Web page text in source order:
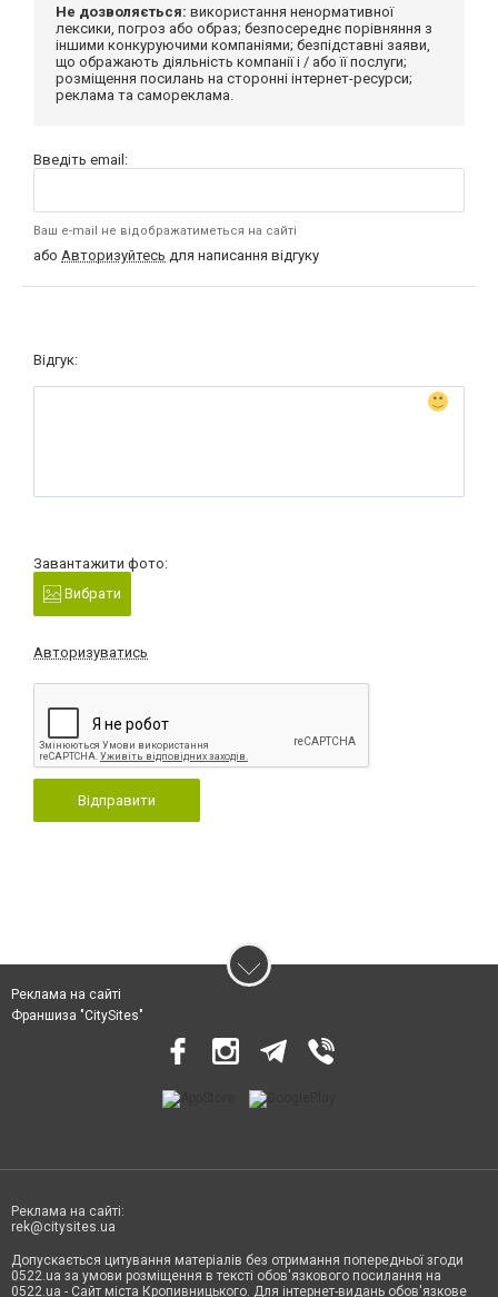
Не дозволяється: використання ненормативної
лексики, погроз або образ; безпосереднє порівняння з
іншими конкуруючими компаніями; безпідставні заяви,
що ображають діяльність компанії і / або її послуги;
розміщення посилань на сторонні інтернет-ресурси;
реклама та самореклама.
Введіть email:
Ваш e-mail не відображатиметься на сайті
або Авторизуйтесь для написання відгуку
Відгук:
Завантажити фото:
Вибрати
Авторизуватись
Відправити
Реклама на сайті
Франшиза "CitySites"
Реклама на сайті:
rek@citysites.ua
Допускається цитування матеріалів без отримання попередньої згоди
0522.ua за умови розміщення в тексті обов'язкового посилання на
0522.ua - Сайт міста Кропивницького. Для інтернет-видань обов'язкове